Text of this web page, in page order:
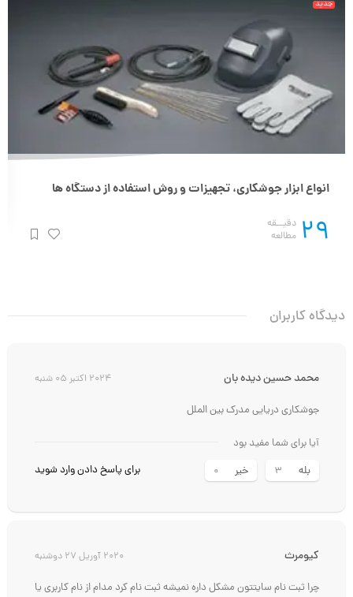
جدید
انواع ابزار جوشکاری، تجهیزات و روش استفاده از دستگاه ها
29 دقیــقه
مطالعه
دیدگاه کاربران
محمد حسین دیده بان 2024 اکتبر 05 شنبه
جوشکاری دریایی مدرک بین الملل
آیا برای شما مفید بود
بله
3 خیر 0 برای پاسخ دادن وارد شوید
کیومرث 2020 آوریل 27 دوشنبه
چرا ثبت نام سایتتون مشکل داره نمیشه ثبت نام کرد مدام از نام کاربری یا